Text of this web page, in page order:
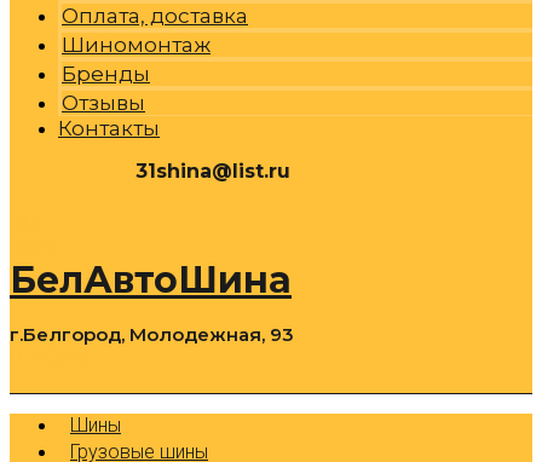
Оплата, доставка
Шиномонтаж
Бренды
Отзывы
Контакты
31shina@list.ru
БелАвтоШина
г.Белгород, Молодежная, 93
Шины
Грузовые шины